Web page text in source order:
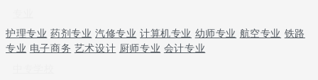
护理专业 药剂专业 汽修专业 计算机专业 幼师专业 航空专业 铁路
专业 电子商务 艺术设计 厨师专业 会计专业